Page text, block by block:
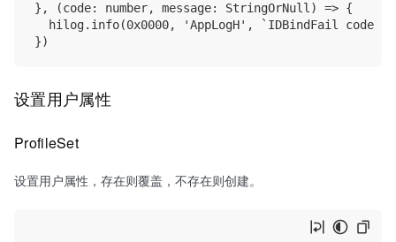
}, (code: number, message: StringOrNull) => {
hilog.info(0x0000, 'AppLogH', `IDBindFail code:
设置用户属性
ProfileSet
设置用户属性，存在则覆盖，不存在则创建。